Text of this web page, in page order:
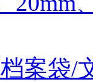
案袋/